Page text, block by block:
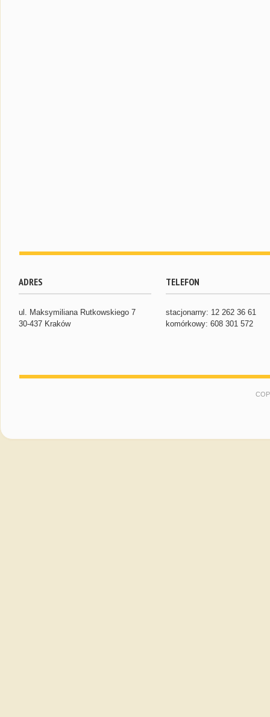
ADRES
ul. Maksymiliana Rutkowskiego 7
30-437 Kraków
TELEFON
stacjonarny: 12 262 36 61
komórkowy: 608 301 572